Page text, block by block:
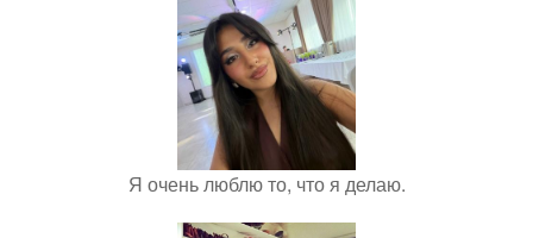
Я очень люблю то, что я делаю.